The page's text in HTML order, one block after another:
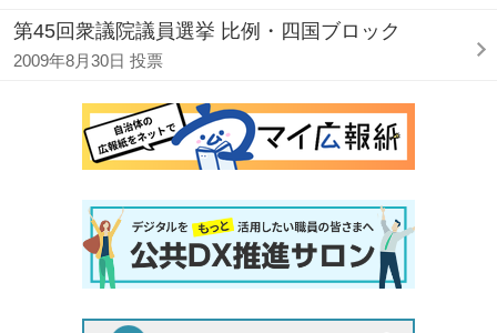
第45回衆議院議員選挙 比例・四国ブロック
2009年8月30日 投票